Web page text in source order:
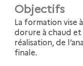
Objectifs
La formation vise à maîtriser les techniques de
dorure à chaud
réalisation, de
finale.